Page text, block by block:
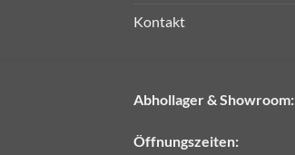
Kontakt
Abhollager & Showroom:
Öffnungszeiten: